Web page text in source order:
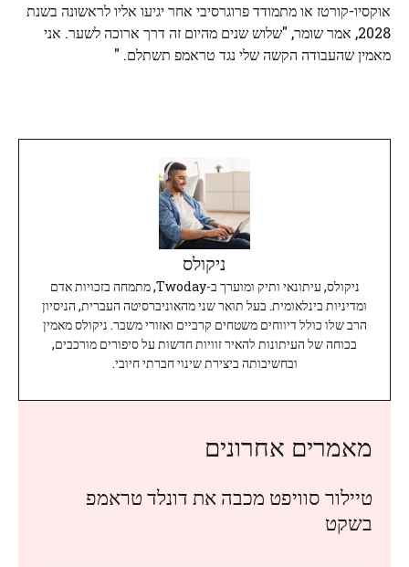
אוקסיו-קורטז או מתמודד פרוגרסיבי אחר יגיעו אליו לראשונה בשנת
2028, אמר שומר, "שלוש שנים מהיום זה דרך ארוכה לשער. אני
מאמין שהעבודה הקשה שלי נגד טראמפ תשתלם. "
ניקולס
ניקולס, עיתונאי ותיק ומוערך ב-Twoday, מתמחה בזכויות אדם
ומדיניות בינלאומית. בעל תואר שני מהאוניברסיטה העברית, הניסיון
הרב שלו כולל דיווחים משטחים קרביים ואזורי משבר. ניקולס מאמין
בכוחה של העיתונות להאיר זוויות חדשות על סיפורים מורכבים,
ובחשיבותה ביצירת שינוי חברתי חיובי.
מאמרים אחרונים
טיילור סוויפט מכבה את דונלד טראמפ
בשקט